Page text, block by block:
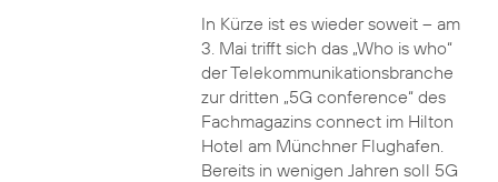
In Kürze ist es wieder soweit – am
3. Mai trifft sich das „Who is who“
der Telekommunikationsbranche
zur dritten „5G conference“ des
Fachmagazins connect im Hilton
Hotel am Münchner Flughafen.
Bereits in wenigen Jahren soll 5G